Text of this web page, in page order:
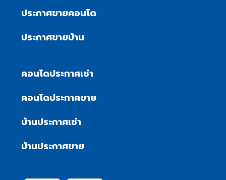
ประกาศขายคอนโด
ประกาศขายบ้าน
คอนโดประกาศเช่า
คอนโดประกาศขาย
บ้านประกาศเช่า
บ้านประกาศขาย